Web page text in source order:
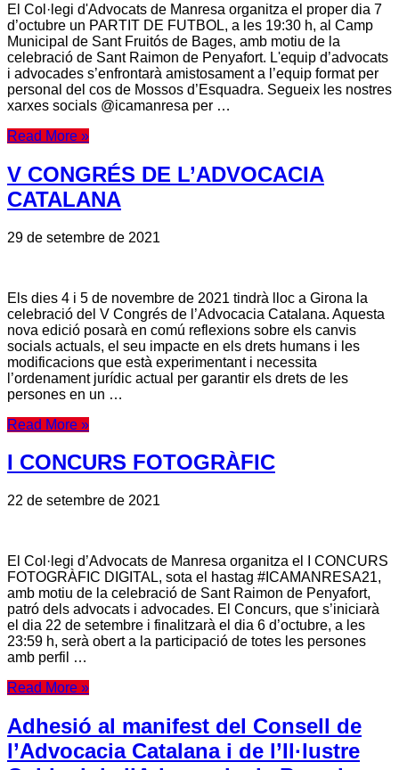
El Col·legi d'Advocats de Manresa organitza el proper dia 7
d’octubre un PARTIT DE FUTBOL, a les 19:30 h, al Camp
Municipal de Sant Fruitós de Bages, amb motiu de la
celebració de Sant Raimon de Penyafort. L'equip d’advocats
i advocades s’enfrontarà amistosament a l’equip format per
personal del cos de Mossos d’Esquadra. Segueix les nostres
xarxes socials @icamanresa per …
Read More »
V CONGRÉS DE L’ADVOCACIA
CATALANA
29 de setembre de 2021
Els dies 4 i 5 de novembre de 2021 tindrà lloc a Girona la
celebració del V Congrés de l’Advocacia Catalana. Aquesta
nova edició posarà en comú reflexions sobre els canvis
socials actuals, el seu impacte en els drets humans i les
modificacions que està experimentant i necessita
l’ordenament jurídic actual per garantir els drets de les
persones en un …
Read More »
I CONCURS FOTOGRÀFIC
22 de setembre de 2021
El Col·legi d’Advocats de Manresa organitza el I CONCURS
FOTOGRÀFIC DIGITAL, sota el hastag #ICAMANRESA21,
amb motiu de la celebració de Sant Raimon de Penyafort,
patró dels advocats i advocades. El Concurs, que s’iniciarà
el dia 22 de setembre i finalitzarà el dia 6 d’octubre, a les
23:59 h, serà obert a la participació de totes les persones
amb perfil …
Read More »
Adhesió al manifest del Consell de
l’Advocacia Catalana i de l’Il·lustre